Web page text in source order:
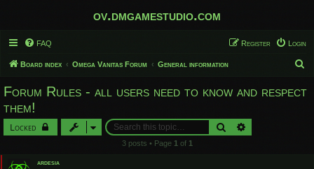
ov.dmgamestudio.com
FAQ Login
Register
Board index Omega Vanitas Forum General information
Forum Rules - all users need to know and respect
them!
Locked Search
3 posts • Page 1 of 1
ardesia